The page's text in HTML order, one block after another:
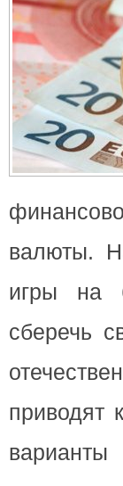
валюты.
игры на
сберечь
приводят